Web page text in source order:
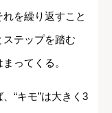
を繰り返すこと
テップを踏む
ってくる。
“キモ”は大きく3